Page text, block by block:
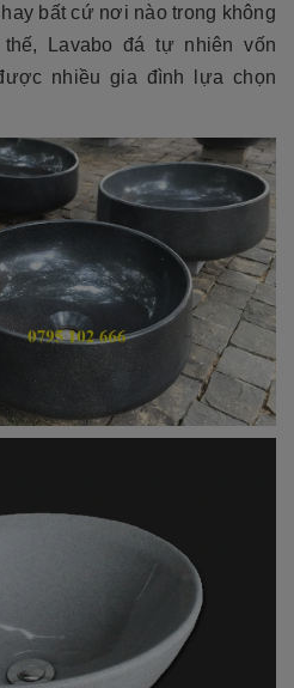
bất cứ nơi nào trong không
Lavabo đá tự nhiên vốn
nhiều gia đình lựa chọn